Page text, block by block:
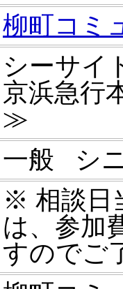
柳町コミ
シーサイ
京浜急行
≫
一般 シ
※ 相談日
は、参加
すのでご